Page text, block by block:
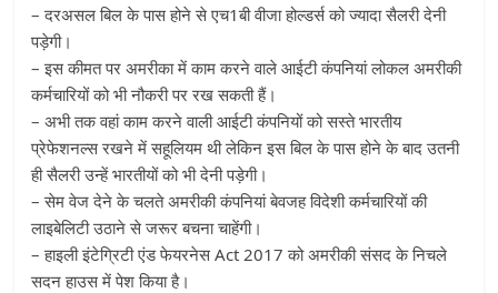
– दरअसल बिल के पास होने से एच1बी वीजा होल्‍डर्स को ज्‍यादा सैलरी देनी
पड़ेगी।
– इस कीमत पर अमरीका में काम करने वाले आईटी कंपनियां लोकल अमरीकी
कर्मचारियों को भी नौकरी पर रख सकती हैं।
– अभी तक वहां काम करने वाली आईटी कंपनियों को सस्‍ते भारतीय
प्रेफेशनल्‍स रखने में सहूलियम थी लेकिन इस बिल के पास होने के बाद उतनी
ही सैलरी उन्‍हें भारतीयों को भी देनी पड़ेगी।
– सेम वेज देने के चलते अमरीकी कंपनियां बेवजह विदेशी कर्मचारियों की
लाइबेलिटी उठाने से जरूर बचना चाहेंगी।
– हाइली इंटेग्रिटी एंड फेयरनेस Act 2017 को अमरीकी संसद के निचले
सदन हाउस में पेश किया है।